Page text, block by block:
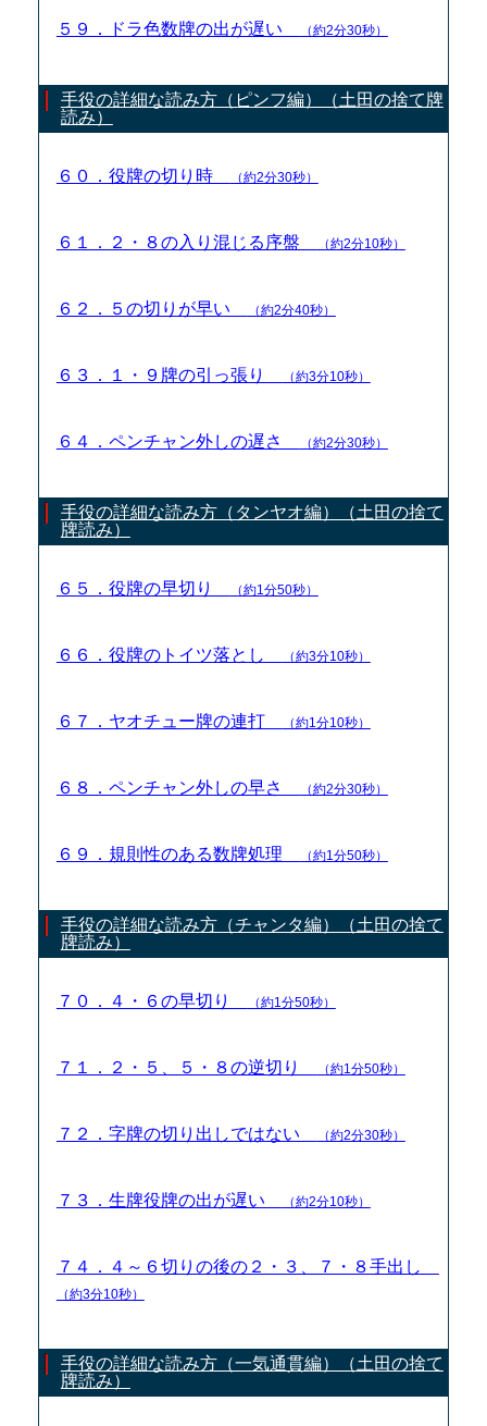
５９．ドラ色数牌の出が遅い （約2分30秒）
手役の詳細な読み方（ピンフ編）（土田の捨て牌
読み）
６０．役牌の切り時 （約2分30秒）
６１．２・８の入り混じる序盤 （約2分10秒）
６２．５の切りが早い （約2分40秒）
６３．１・９牌の引っ張り （約3分10秒）
６４．ペンチャン外しの遅さ （約2分30秒）
手役の詳細な読み方（タンヤオ編）（土田の捨て
牌読み）
６５．役牌の早切り （約1分50秒）
６６．役牌のトイツ落とし （約3分10秒）
６７．ヤオチュー牌の連打 （約1分10秒）
６８．ペンチャン外しの早さ （約2分30秒）
６９．規則性のある数牌処理 （約1分50秒）
手役の詳細な読み方（チャンタ編）（土田の捨て
牌読み）
７０．４・６の早切り （約1分50秒）
７１．２・５、５・８の逆切り （約1分50秒）
７２．字牌の切り出しではない （約2分30秒）
７３．生牌役牌の出が遅い （約2分10秒）
７４．４～６切りの後の２・３、７・８手出し
（約3分10秒）
手役の詳細な読み方（一気通貫編）（土田の捨て
牌読み）